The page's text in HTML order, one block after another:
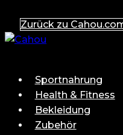
Inhalt
springen
Zurück zu
Sportnahrung
Health & Fitness
Bekleidung
Zubehör